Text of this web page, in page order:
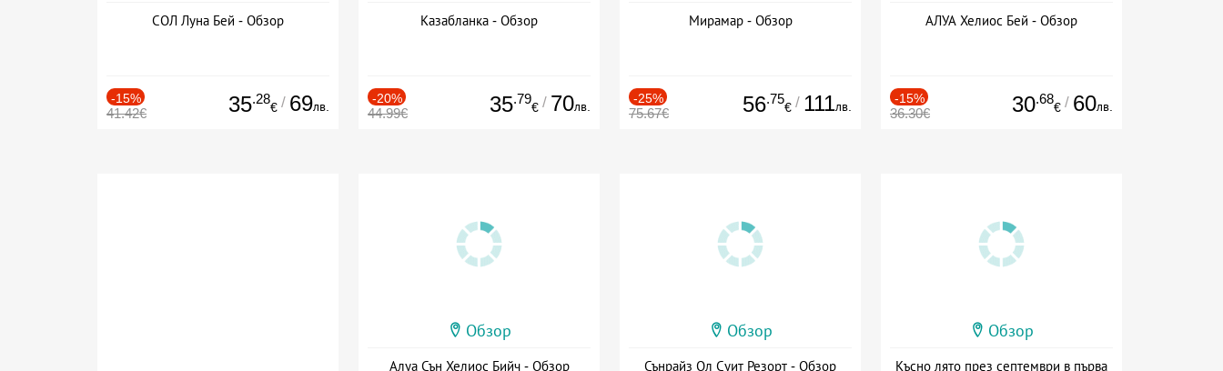
СОЛ Луна Бей - Обзор
-15%
41.42€ 35.28
€ / 69лв.
Казабланка - Обзор
-20%
44.99€ 35.79
€ / 70лв.
Мирамар - Обзор
-25%
75.67€ 56.75
€ / 111лв.
АЛУА Хелиос Бей - Обзор
-15%
36.30€ 30.68
€ / 60лв.
Обзор
Алуа Сън Хелиос Бийч - Обзор
Обзор
Сънрайз Ол Суит Резорт - Обзор
Обзор
Късно лято през септември в първа